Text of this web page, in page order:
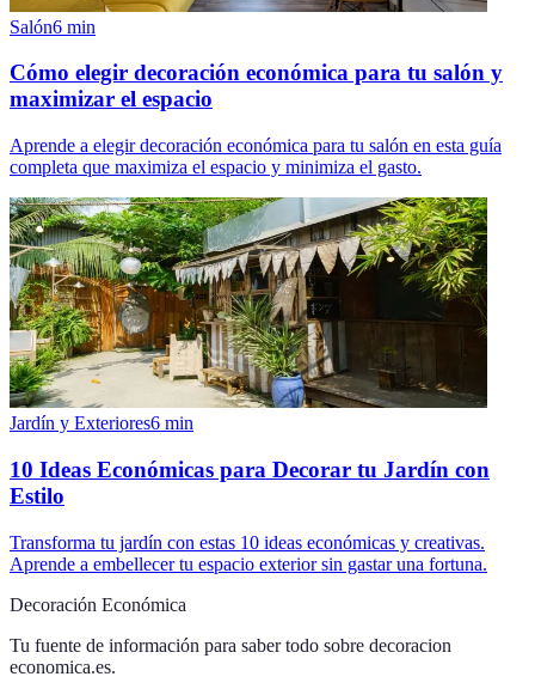
Salón6 min
Cómo elegir decoración económica para tu salón y
maximizar el espacio
Aprende a elegir decoración económica para tu salón en esta guía
completa que maximiza el espacio y minimiza el gasto.
Jardín y Exteriores6 min
10 Ideas Económicas para Decorar tu Jardín con
Estilo
Transforma tu jardín con estas 10 ideas económicas y creativas.
Aprende a embellecer tu espacio exterior sin gastar una fortuna.
Decoración Económica
Tu fuente de información para saber todo sobre decoracion
economica.es.